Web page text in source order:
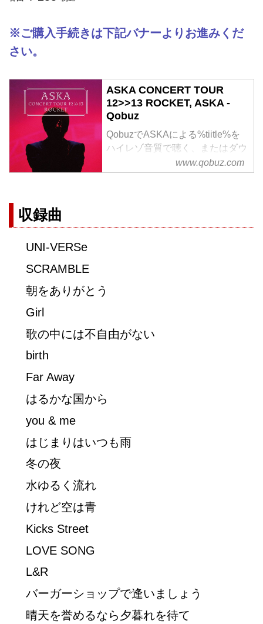
※ご購入手続きは下記バナーよりお進みくだ
さい。
ASKA CONCERT TOUR
12>>13 ROCKET, ASKA -
Qobuz
QobuzでASKAによる%tiitle%を
ハイレゾ音質で聴く、またはダウ
サブスクリプションは¥1,280/月
www.qobuz.com
収録曲
UNI-VERSe
SCRAMBLE
朝をありがとう
Girl
歌の中には不自由がない
birth
Far Away
はるかな国から
you & me
はじまりはいつも雨
冬の夜
水ゆるく流れ
けれど空は青
Kicks Street
LOVE SONG
L&R
バーガーショップで逢いましょう
晴天を誉めるなら夕暮れを待て